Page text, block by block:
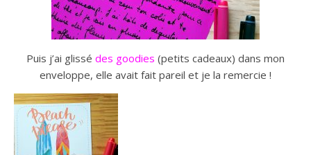
Puis j’ai glissé des goodies (petits cadeaux) dans mon
enveloppe, elle avait fait pareil et je la remercie !